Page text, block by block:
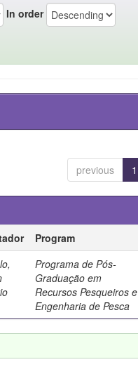
In order
previous 1
Program
Programa de Pós-
Graduação em
Recursos Pesqueiros e
Engenharia de Pesca